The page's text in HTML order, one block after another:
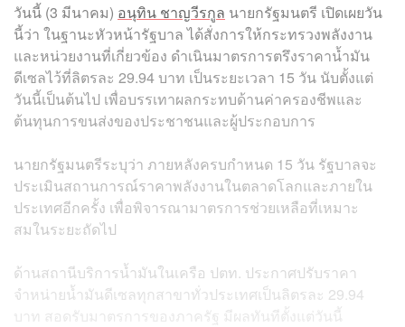
วันนี้ (3 มีนาคม) อนุทิน ชาญวีรกูล นายกรัฐมนตรี เปิดเผยวัน
นี้ว่า ในฐานะหัวหน้ารัฐบาล ได้สั่งการให้กระทรวงพลังงาน
และหน่วยงานที่เกี่ยวข้อง ดำเนินมาตรการตรึงราคาน้ำมัน
ดีเซลไว้ที่ลิตรละ 29.94 บาท เป็นระยะเวลา 15 วัน นับตั้งแต่
วันนี้เป็นต้นไป เพื่อบรรเทาผลกระทบด้านค่าครองชีพและ
ต้นทุนการขนส่งของประชาชนและผู้ประกอบการ
นายกรัฐมนตรีระบุว่า ภายหลังครบกำหนด 15 วัน รัฐบาลจะ
ประเมินสถานการณ์ราคาพลังงานในตลาดโลกและภายใน
ประเทศอีกครั้ง เพื่อพิจารณามาตรการช่วยเหลือที่เหมาะ
สมในระยะถัดไป
ด้านสถานีบริการน้ำมันในเครือ ปตท. ประกาศปรับราคา
จำหน่ายน้ำมันดีเซลทุกสาขาทั่วประเทศเป็นลิตรละ 29.94
บาท สอดรับมาตรการของภาครัฐ มีผลทันทีตั้งแต่วันนี้